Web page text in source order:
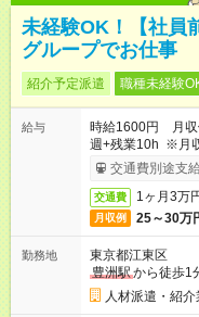
未経験OK！【社員
グループでお仕事
紹介予定派遣 職種未経験
給与
時給1600円 月収
週+残業10h ※月
交通費別途支
交通費 1ヶ月3万
月収例 25～30万
勤務地
東京都江東区
豊洲駅から徒歩1
人材派遣・紹介